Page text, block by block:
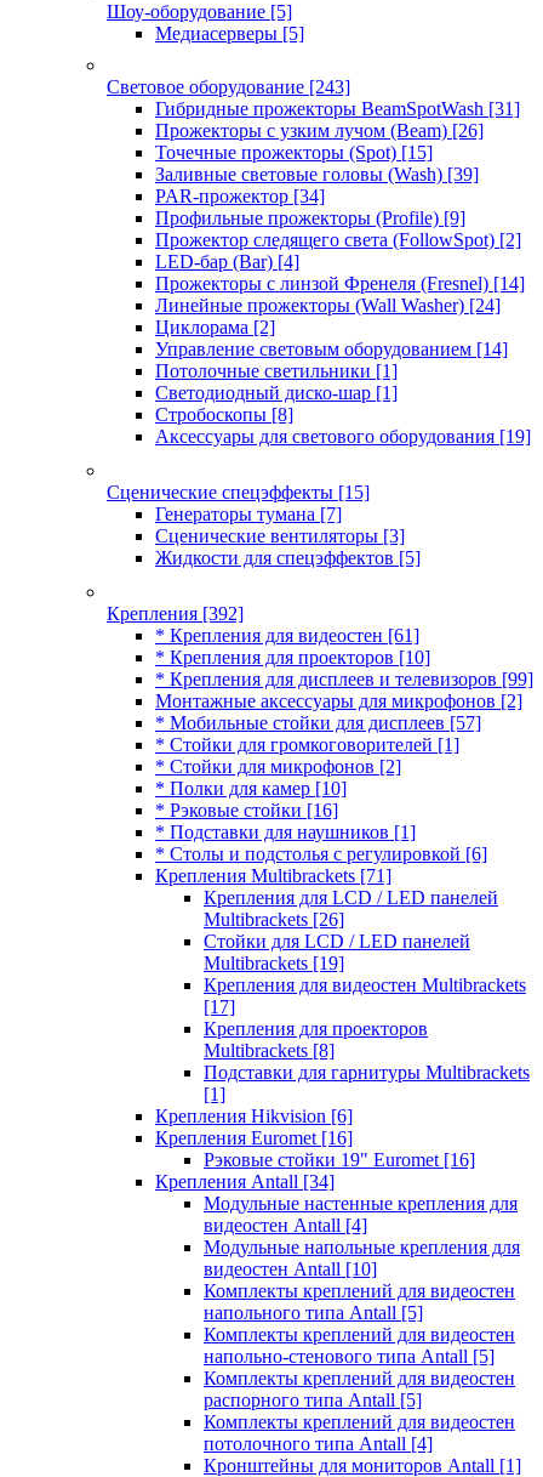
Шоу-оборудование [5]
Медиасерверы [5]
Световое оборудование [243]
Гибридные прожекторы BeamSpotWash [31]
Прожекторы с узким лучом (Beam) [26]
Точечные прожекторы (Spot) [15]
Заливные световые головы (Wash) [39]
PAR-прожектор [34]
Профильные прожекторы (Profile) [9]
Прожектор следящего света (FollowSpot) [2]
LED-бар (Bar) [4]
Прожекторы с линзой Френеля (Fresnel) [14]
Линейные прожекторы (Wall Washer) [24]
Циклорама [2]
Управление световым оборудованием [14]
Потолочные светильники [1]
Светодиодный диско-шар [1]
Стробоскопы [8]
Аксессуары для светового оборудования [19]
Сценические спецэффекты [15]
Генераторы тумана [7]
Сценические вентиляторы [3]
Жидкости для спецэффектов [5]
Крепления [392]
* Крепления для видеостен [61]
* Крепления для проекторов [10]
* Крепления для дисплеев и телевизоров [99]
Монтажные аксессуары для микрофонов [2]
* Мобильные стойки для дисплеев [57]
* Стойки для громкоговорителей [1]
* Стойки для микрофонов [2]
* Полки для камер [10]
* Рэковые стойки [16]
* Подставки для наушников [1]
* Столы и подстолья с регулировкой [6]
Крепления Multibrackets [71]
Крепления для LCD / LED панелей
Multibrackets [26]
Стойки для LCD / LED панелей
Multibrackets [19]
Крепления для видеостен Multibrackets
[17]
Крепления для проекторов
Multibrackets [8]
Подставки для гарнитуры Multibrackets
[1]
Крепления Hikvision [6]
Крепления Euromet [16]
Рэковые стойки 19" Euromet [16]
Крепления Antall [34]
Модульные настенные крепления для
видеостен Antall [4]
Модульные напольные крепления для
видеостен Antall [10]
Комплекты креплений для видеостен
напольного типа Antall [5]
Комплекты креплений для видеостен
напольно-стенового типа Antall [5]
Комплекты креплений для видеостен
распорного типа Antall [5]
Комплекты креплений для видеостен
потолочного типа Antall [4]
Кронштейны для мониторов Antall [1]